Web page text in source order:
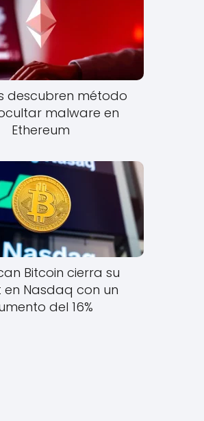
descubren método
malware en
Ethereum
Bitcoin cierra su
Nasdaq con un
del 16%